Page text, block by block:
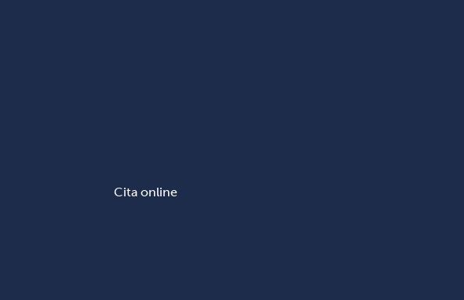
Cita online